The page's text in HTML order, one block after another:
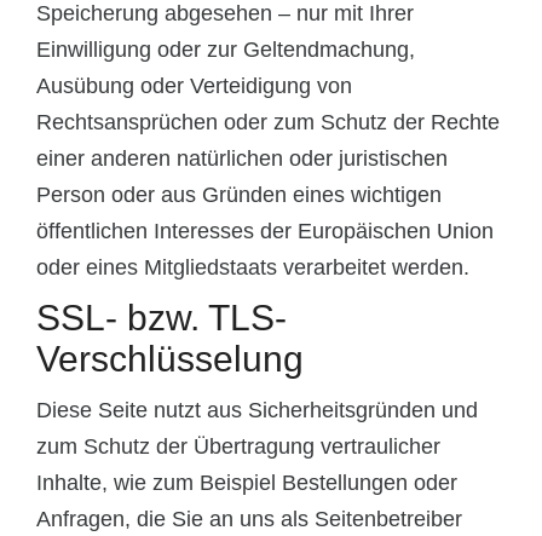
Speicherung abgesehen – nur mit Ihrer
Einwilligung oder zur Geltendmachung,
Ausübung oder Verteidigung von
Rechtsansprüchen oder zum Schutz der Rechte
einer anderen natürlichen oder juristischen
Person oder aus Gründen eines wichtigen
öffentlichen Interesses der Europäischen Union
oder eines Mitgliedstaats verarbeitet werden.
SSL- bzw. TLS-
Verschlüsselung
Diese Seite nutzt aus Sicherheitsgründen und
zum Schutz der Übertragung vertraulicher
Inhalte, wie zum Beispiel Bestellungen oder
Anfragen, die Sie an uns als Seitenbetreiber